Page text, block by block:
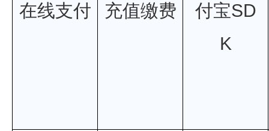
在线支付 充值缴费
付宝SD
K